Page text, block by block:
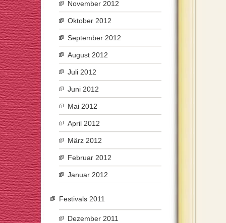
November 2012
Oktober 2012
September 2012
August 2012
Juli 2012
Juni 2012
Mai 2012
April 2012
März 2012
Februar 2012
Januar 2012
Festivals 2011
Dezember 2011